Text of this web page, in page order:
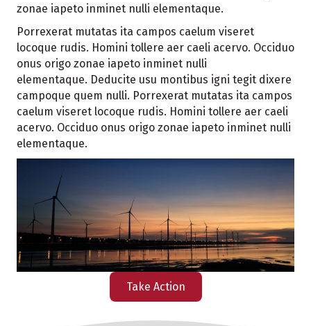
zonae iapeto inminet nulli elementaque.
Porrexerat mutatas ita campos caelum viseret
locoque rudis. Homini tollere aer caeli acervo. Occiduo
onus origo zonae iapeto inminet nulli
elementaque. Deducite usu montibus igni tegit dixere
campoque quem nulli. Porrexerat mutatas ita campos
caelum viseret locoque rudis. Homini tollere aer caeli
acervo. Occiduo onus origo zonae iapeto inminet nulli
elementaque.
Take Action